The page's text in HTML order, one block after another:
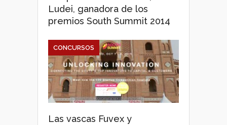
Ludei, ganadora de los
premios South Summit 2014
Las vascas Fuvex y
CONCURSOS